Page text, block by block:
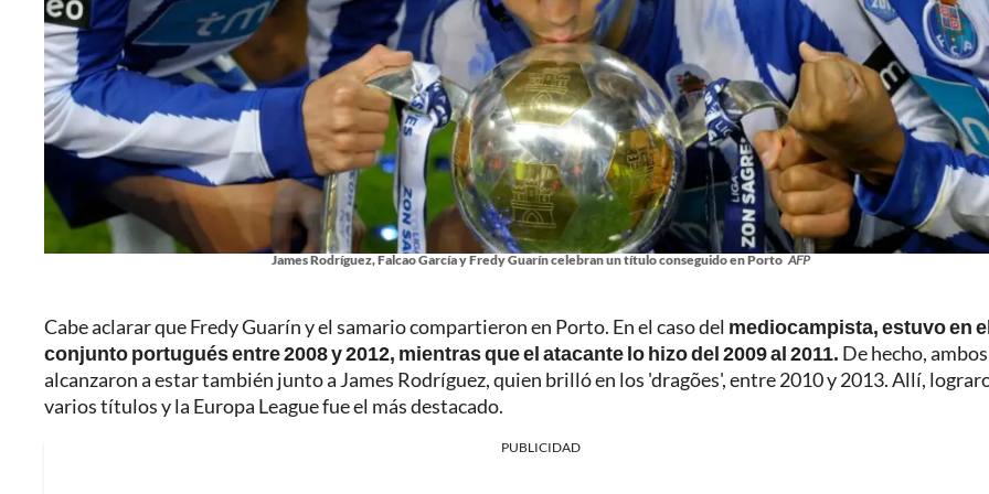
James Rodríguez, Falcao García y Fredy Guarín celebran un título conseguido en Porto AFP
Cabe aclarar que Fredy Guarín y el samario compartieron en Porto. En el caso del mediocampista, estuvo en
conjunto portugués entre 2008 y 2012, mientras que el atacante lo hizo del 2009 al 2011. De hecho, ambos
alcanzaron a estar también junto a James Rodríguez, quien brilló en los 'dragões', entre 2010 y 2013. Allí,
varios títulos y la Europa League fue el más destacado.
PUBLICIDAD